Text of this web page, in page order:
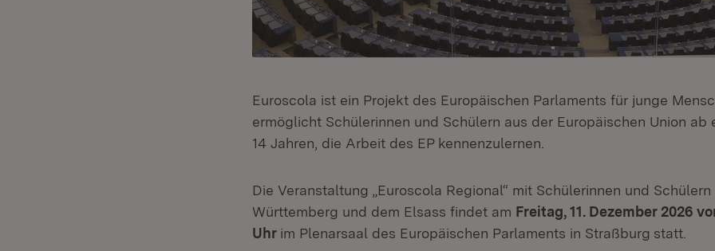
Euroscola ist ein Projekt des Europäischen Parlaments für junge
ermöglicht Schülerinnen und Schülern aus der Europäischen Union ab
14 Jahren, die Arbeit des EP kennenzulernen.
Die Veranstaltung „Euroscola Regional“ mit Schülerinnen und
Württemberg und dem Elsass findet am Freitag, 11. Dezember 2026
Uhr im Plenarsaal des Europäischen Parlaments in Straßburg statt.